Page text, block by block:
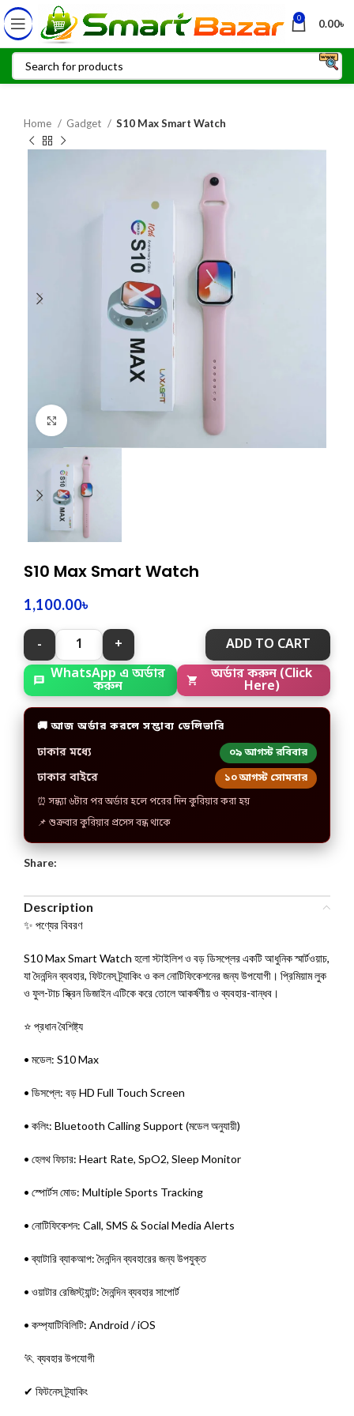
0 0.00৳
Home Gadget S10 Max Smart Watch
S10 Max Smart Watch
1,100.00৳
ADD TO CART
WhatsApp এ অর্ডার
করুন
অর্ডার করুন (Click
Here)
🚚 আজ অর্ডার করলে সম্ভাব্য ডেলিভারি
ঢাকার মধ্যে ০৯ আগস্ট রবিবার
ঢাকার বাইরে ১০ আগস্ট সোমবার
⏰ সন্ধ্যা ৬টার পর অর্ডার হলে পরের দিন কুরিয়ার করা হয়
📌 শুক্রবার কুরিয়ার প্রসেস বন্ধ থাকে
Share:
Description
✨ পণ্যের বিবরণ
S10 Max Smart Watch হলো স্টাইলিশ ও বড় ডিসপ্লের একটি আধুনিক স্মার্টওয়াচ,
যা দৈনন্দিন ব্যবহার, ফিটনেস ট্র্যাকিং ও কল নোটিফিকেশনের জন্য উপযোগী। প্রিমিয়াম লুক
ও ফুল-টাচ স্ক্রিন ডিজাইন এটিকে করে তোলে আকর্ষণীয় ও ব্যবহার-বান্ধব।
⭐ প্রধান বৈশিষ্ট্য
• মডেল: S10 Max
• ডিসপ্লে: বড় HD Full Touch Screen
• কলিং: Bluetooth Calling Support (মডেল অনুযায়ী)
• হেলথ ফিচার: Heart Rate, SpO2, Sleep Monitor
• স্পোর্টস মোড: Multiple Sports Tracking
• নোটিফিকেশন: Call, SMS & Social Media Alerts
• ব্যাটারি ব্যাকআপ: দৈনন্দিন ব্যবহারের জন্য উপযুক্ত
• ওয়াটার রেজিস্ট্যান্ট: দৈনন্দিন ব্যবহার সাপোর্ট
• কম্প্যাটিবিলিটি: Android / iOS
🏃 ব্যবহার উপযোগী
✔ ফিটনেস ট্র্যাকিং